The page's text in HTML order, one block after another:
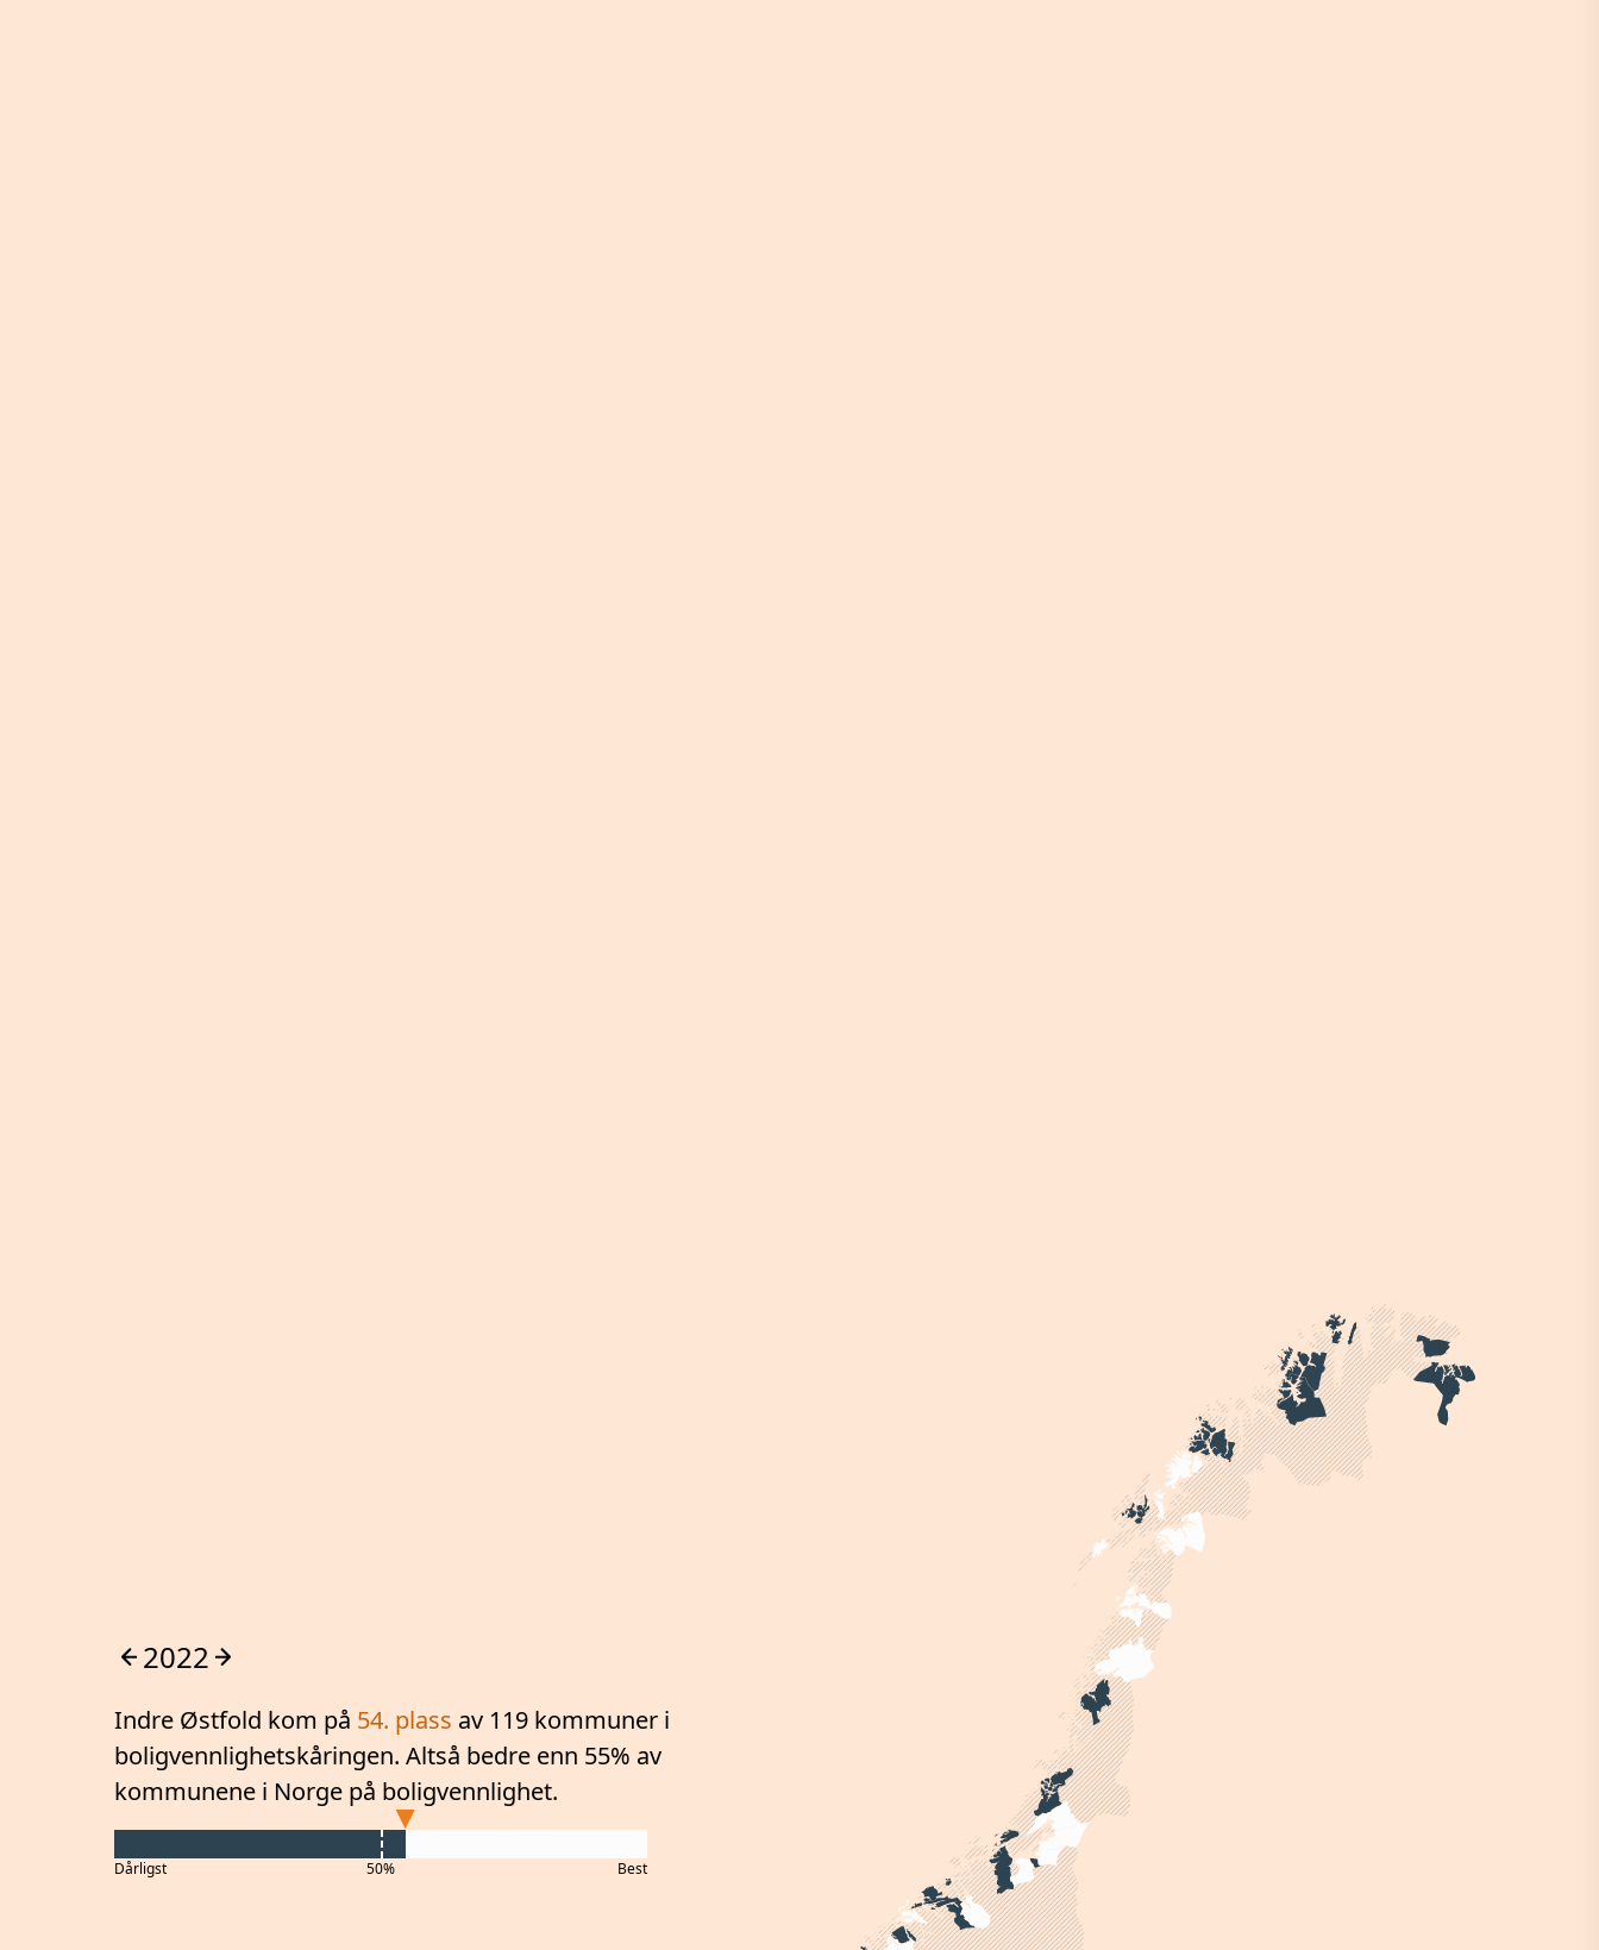
2022
Indre Østfold kom på 54. plass av 119 kommuner i
boligvennlighetskåringen. Altså bedre enn 55% av
kommunene i Norge på boligvennlighet.
Dårligst 50% Best